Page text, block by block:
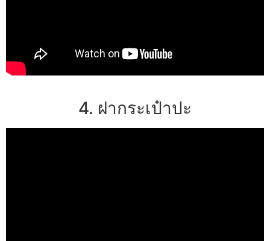
4. ฝากระเป๋าปะ